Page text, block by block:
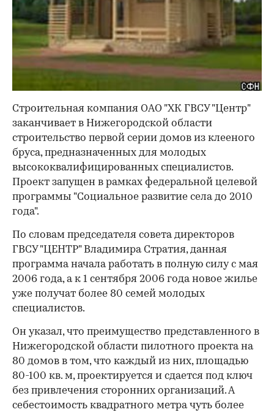
Строительная компания ОАО "ХК ГВСУ "Центр"
заканчивает в Нижегородской области
строительство первой серии домов из клееного
бруса, предназначенных для молодых
высококвалифицированных специалистов.
Проект запущен в рамках федеральной целевой
программы "Социальное развитие села до 2010
года".
По словам председателя совета директоров
ГВСУ "ЦЕНТР" Владимира Стратия, данная
программа начала работать в полную силу с мая
2006 года, а к 1 сентября 2006 года новое жилье
уже получат более 80 семей молодых
специалистов.
Он указал, что преимущество представленного в
Нижегородской области пилотного проекта на
80 домов в том, что каждый из них, площадью
80-100 кв. м, проектируется и сдается под ключ
без привлечения сторонних организаций. А
себестоимость квадратного метра чуть более